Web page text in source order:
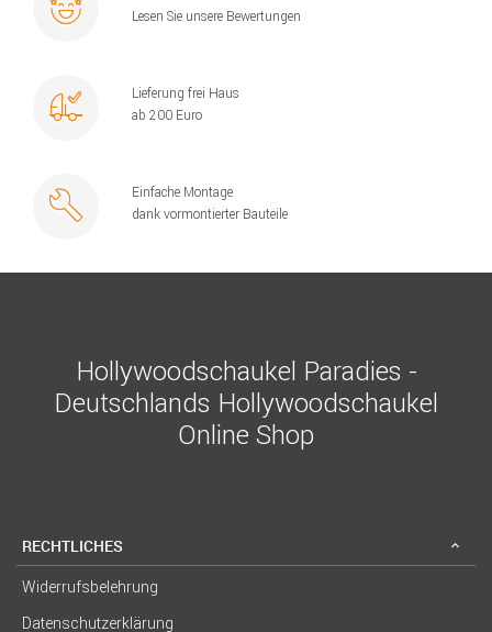
Lesen Sie unsere Bewertungen
Lieferung frei Haus
ab 200 Euro
Einfache Montage
dank vormontierter Bauteile
Hollywoodschaukel Paradies -
Deutschlands Hollywoodschaukel
Online Shop
RECHTLICHES
Widerrufsbelehrung
Datenschutzerklärung